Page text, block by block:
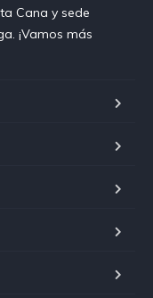
Cana y sede
¡Vamos más